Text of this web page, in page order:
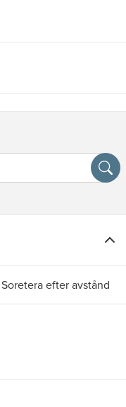
Soretera efter avstånd